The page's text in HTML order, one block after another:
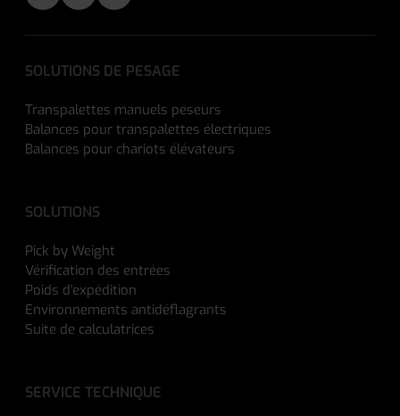
SOLUTIONS DE PESAGE
Transpalettes manuels peseurs
Balances pour transpalettes électriques
Balances pour chariots élévateurs
SOLUTIONS
Pick by Weight
Vérification des entrées
Poids d'expédition
Environnements antidéflagrants
Suite de calculatrices
SERVICE TECHNIQUE